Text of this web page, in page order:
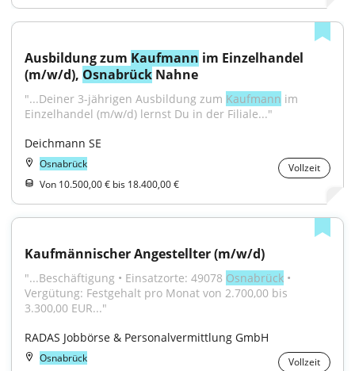
Ausbildung zum Kaufmann im Einzelhandel
(m/w/d), Osnabrück Nahne
"...Deiner 3-jährigen Ausbildung zum Kaufmann im
Einzelhandel (m/w/d) lernst Du in der Filiale..."
Deichmann SE
Osnabrück
Vollzeit
Von 10.500,00 € bis 18.400,00 €
Kaufmännischer Angestellter (m/w/d)
"...Beschäftigung • Einsatzorte: 49078 Osnabrück •
Vergütung: Festgehalt pro Monat von 2.700,00 bis
3.300,00 EUR..."
RADAS Jobbörse & Personalvermittlung GmbH
Osnabrück Vollzeit